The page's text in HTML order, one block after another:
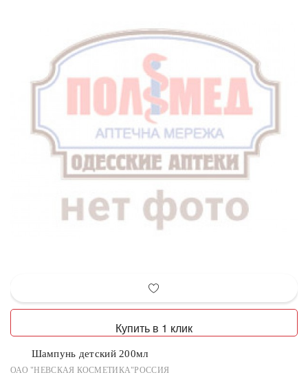
Купить в 1 клик
Шампунь детский 200мл
ОАО "НЕВСКАЯ КОСМЕТИКА"РОССИЯ